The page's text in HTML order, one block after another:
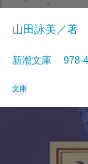
山田詠美／著
新潮文庫 978-
文庫